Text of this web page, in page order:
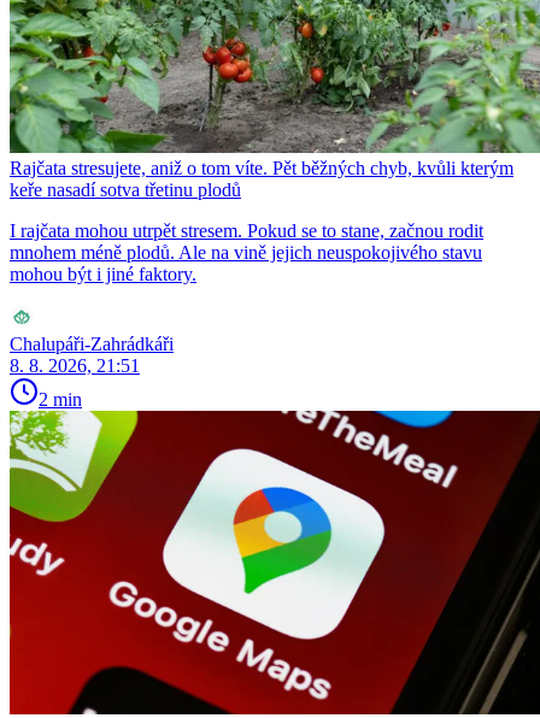
Rajčata stresujete, aniž o tom víte. Pět běžných chyb, kvůli kterým
keře nasadí sotva třetinu plodů
I rajčata mohou utrpět stresem. Pokud se to stane, začnou rodit
mnohem méně plodů. Ale na vině jejich neuspokojivého stavu
mohou být i jiné faktory.
Chalupáři-Zahrádkáři
8. 8. 2026, 21:51
2 min